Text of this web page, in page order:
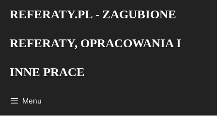
REFERATY.PL - ZAGUBIONE
REFERATY, OPRACOWANIA I
INNE PRACE
Menu